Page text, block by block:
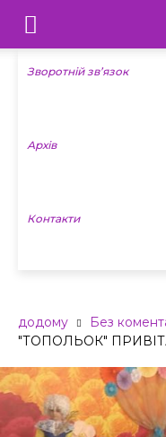
Телебачення
«Капрі»
Новини
Зворотній зв’язок
Архів
Контакти
додому Без
"ТОПОЛЬОК"